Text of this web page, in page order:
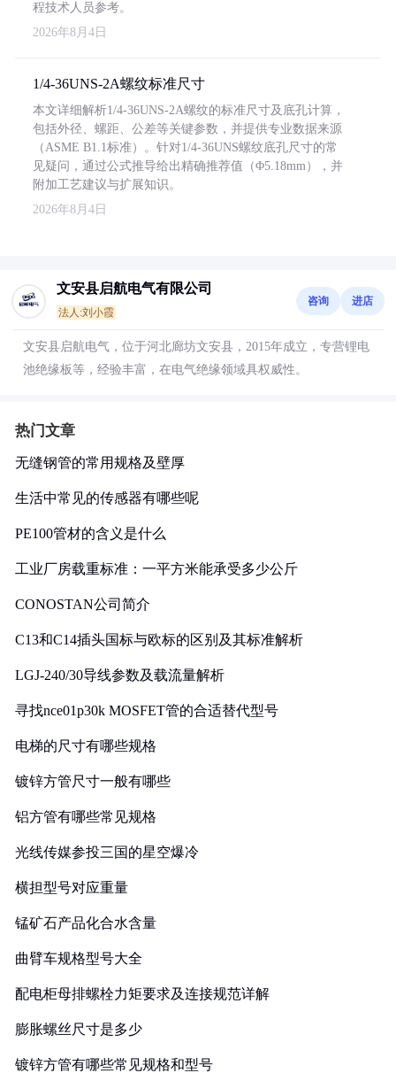
程技术人员参考。
2026年8月4日
1/4-36UNS-2A螺纹标准尺寸
本文详细解析1/4-36UNS-2A螺纹的标准尺寸及底孔计算，
包括外径、螺距、公差等关键参数，并提供专业数据来源
（ASME B1.1标准）。针对1/4-36UNS螺纹底孔尺寸的常
见疑问，通过公式推导给出精确推荐值（Φ5.18mm），并
附加工艺建议与扩展知识。
2026年8月4日
文安县启航电气有限公司
法人:刘小霞
咨询 进店
文安县启航电气，位于河北廊坊文安县，2015年成立，专营锂电
池绝缘板等，经验丰富，在电气绝缘领域具权威性。
热门文章
无缝钢管的常用规格及壁厚
生活中常见的传感器有哪些呢
PE100管材的含义是什么
工业厂房载重标准：一平方米能承受多少公斤
CONOSTAN公司简介
C13和C14插头国标与欧标的区别及其标准解析
LGJ-240/30导线参数及载流量解析
寻找nce01p30k MOSFET管的合适替代型号
电梯的尺寸有哪些规格
镀锌方管尺寸一般有哪些
铝方管有哪些常见规格
光线传媒参投三国的星空爆冷
横担型号对应重量
锰矿石产品化合水含量
曲臂车规格型号大全
配电柜母排螺栓力矩要求及连接规范详解
膨胀螺丝尺寸是多少
镀锌方管有哪些常见规格和型号